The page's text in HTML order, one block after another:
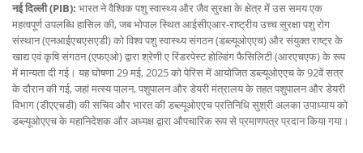
नई दिल्ली (PIB): भारत ने वैश्विक पशु स्वास्थ्य और जैव सुरक्षा के क्षेत्र में उस समय एक
महत्वपूर्ण उपलब्धि हासिल की, जब भोपाल स्थित आईसीएआर-राष्ट्रीय उच्च सुरक्षा पशु रोग
संस्थान (एनआईएचएसएडी) को विश्व पशु स्वास्थ्य संगठन (डब्ल्यूओएएच) और संयुक्त राष्ट्र के
खाद्य एवं कृषि संगठन (एफएओ) द्वारा श्रेणी ए रिंडरपेस्ट होल्डिंग फैसिलिटी (आरएचएफ) के रूप
में मान्यता दी गई। यह घोषणा 29 मई, 2025 को पेरिस में आयोजित डब्ल्यूओएएच के 92वें सत्र
के दौरान की गई, जहां मत्स्य पालन, पशुपालन और डेयरी मंत्रालय के तहत पशुपालन और डेयरी
विभाग (डीएएचडी) की सचिव और भारत की डब्ल्यूओएएच प्रतिनिधि सुश्री अलका उपाध्याय को
डब्ल्यूओएएच के महानिदेशक और अध्यक्ष द्वारा औपचारिक रूप से प्रमाणपत्र प्रदान किया गया।